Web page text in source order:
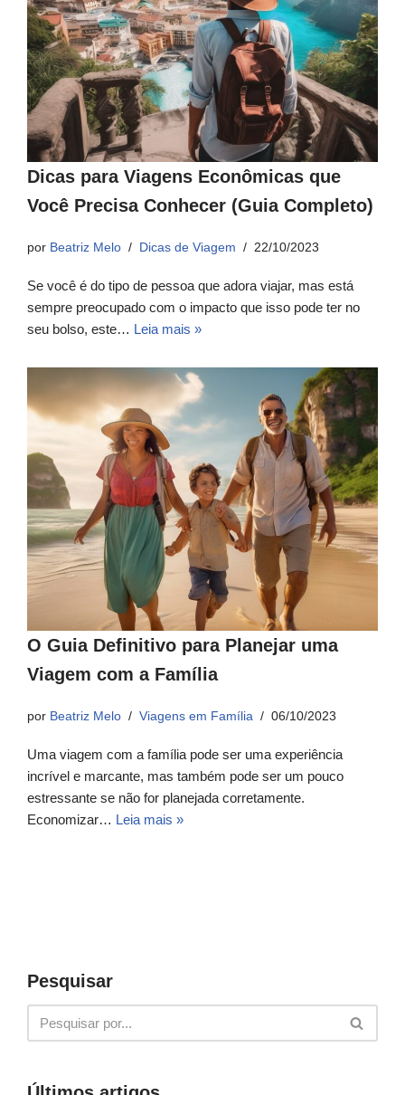
Dicas para Viagens Econômicas que
Você Precisa Conhecer (Guia Completo)
por Beatriz Melo Dicas de Viagem 22/10/2023
Se você é do tipo de pessoa que adora viajar, mas está
sempre preocupado com o impacto que isso pode ter no
seu bolso, este… Leia mais »
O Guia Definitivo para Planejar uma
Viagem com a Família
por Beatriz Melo Viagens em Família 06/10/2023
Uma viagem com a família pode ser uma experiência
incrível e marcante, mas também pode ser um pouco
estressante se não for planejada corretamente.
Economizar… Leia mais »
Pesquisar